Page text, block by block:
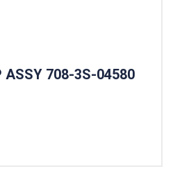
ASSY 708-3S-04580